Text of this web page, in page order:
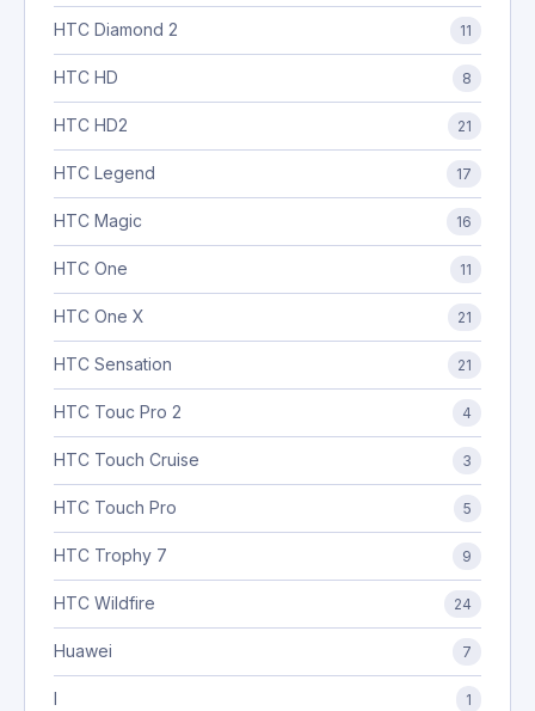
HTC Diamond 2 11
HTC HD 8
HTC HD2 21
HTC Legend 17
HTC Magic 16
HTC One 11
HTC One X 21
HTC Sensation 21
HTC Touc Pro 2 4
HTC Touch Cruise 3
HTC Touch Pro 5
HTC Trophy 7 9
HTC Wildfire 24
Huawei 7
I 1